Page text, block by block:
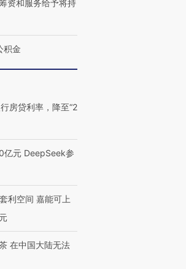
资和服务给予将持
积金
房贷利率，降至“2
亿元 DeepSeek参
利空间 嘉能可上
在中国大陆无法